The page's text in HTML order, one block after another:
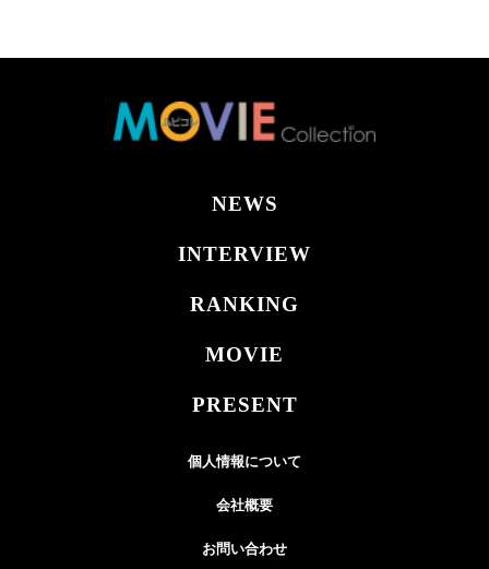
NEWS
INTERVIEW
RANKING
MOVIE
PRESENT
個人情報について
会社概要
お問い合わせ